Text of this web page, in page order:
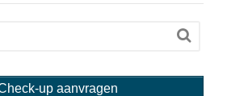
up aanvragen